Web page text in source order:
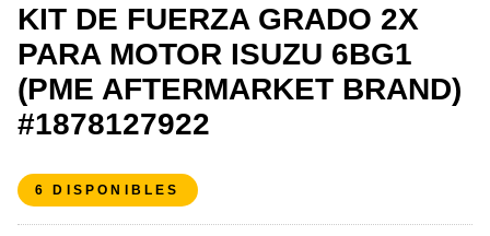
KIT DE FUERZA GRADO 2X
PARA MOTOR ISUZU 6BG1
(PME AFTERMARKET BRAND)
#1878127922
6 DISPONIBLES